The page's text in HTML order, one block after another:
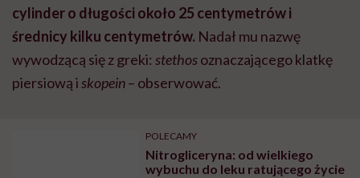
cylinder o długości około 25 centymetrów i
średnicy kilku centymetrów. Nadał mu nazwę
wywodzącą się z greki: stethosoznaczającego klatkę
piersiową iskopein– obserwować.
POLECAMY
Nitrogliceryna: od wielkiego
wybuchu do leku ratującego życie